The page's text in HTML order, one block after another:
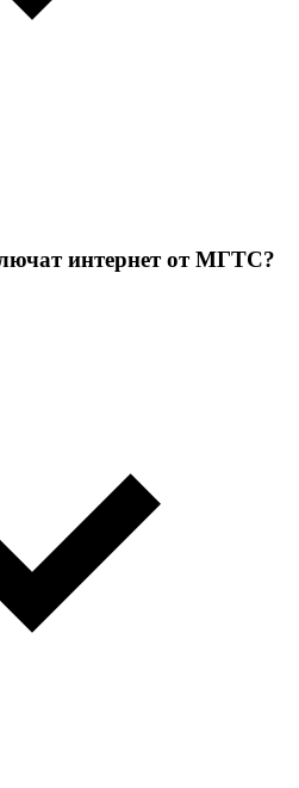
интернет от МГТС?